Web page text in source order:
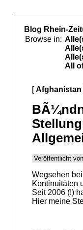
Blog Rhein-
Browse in:
All
[Afghanistan
Veröffentlicht
Wegsehen
Kontinuitäten
Seit 2006 (!)
Hier meine